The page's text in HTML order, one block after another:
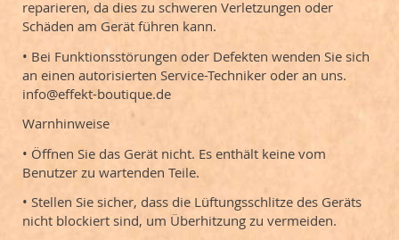
reparieren, da dies zu schweren Verletzungen oder
Schäden am Gerät führen kann.
• Bei Funktionsstörungen oder Defekten wenden Sie sich
an einen autorisierten Service-Techniker oder an uns.
info@effekt-boutique.de
Warnhinweise
• Öffnen Sie das Gerät nicht. Es enthält keine vom
Benutzer zu wartenden Teile.
• Stellen Sie sicher, dass die Lüftungsschlitze des Geräts
nicht blockiert sind, um Überhitzung zu vermeiden.